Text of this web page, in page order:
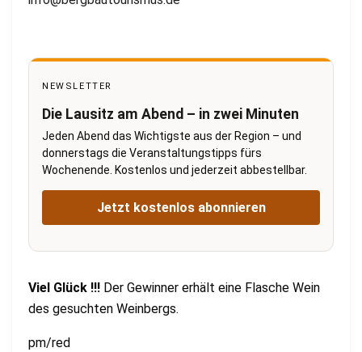
NEWSLETTER
Die Lausitz am Abend – in zwei Minuten
Jeden Abend das Wichtigste aus der Region – und
donnerstags die Veranstaltungstipps fürs
Wochenende. Kostenlos und jederzeit abbestellbar.
Jetzt kostenlos abonnieren
Viel Glück !!! Der Gewinner erhält eine Flasche Wein
des gesuchten Weinbergs.
pm/red